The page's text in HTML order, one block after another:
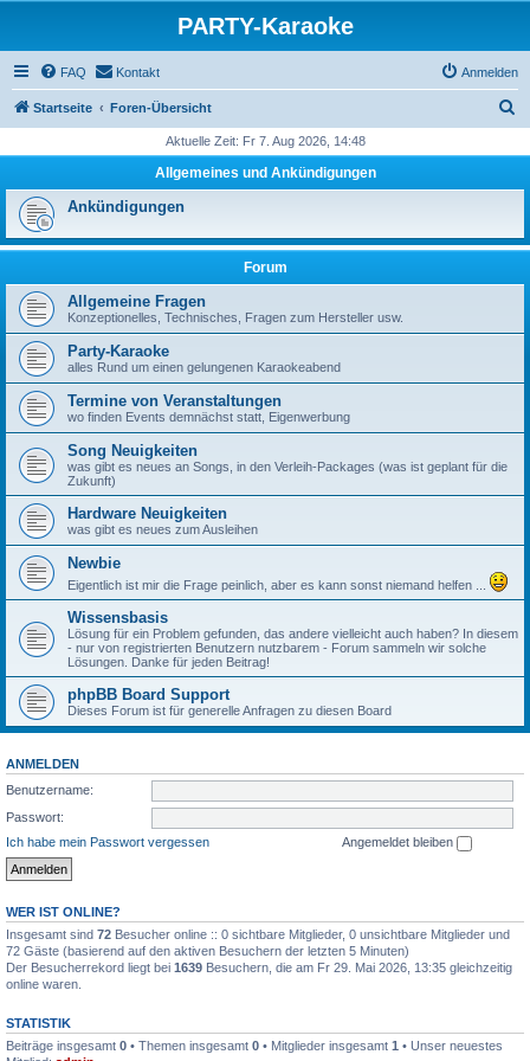
PARTY-Karaoke
FAQ Kontakt Anmelden
Startseite Foren-Übersicht
h
Aktuelle Zeit: Fr 7. Aug 2026, 14:48
Allgemeines und Ankündigungen
Ankündigungen
Forum
Allgemeine Fragen
Konzeptionelles, Technisches, Fragen zum Hersteller usw.
Party-Karaoke
alles Rund um einen gelungenen Karaokeabend
Termine von Veranstaltungen
wo finden Events demnächst statt, Eigenwerbung
Song Neuigkeiten
was gibt es neues an Songs, in den Verleih-Packages (was ist geplant für die
Zukunft)
Hardware Neuigkeiten
was gibt es neues zum Ausleihen
Newbie
Eigentlich ist mir die Frage peinlich, aber es kann sonst niemand helfen ...
Wissensbasis
Lösung für ein Problem gefunden, das andere vielleicht auch haben? In diesem
- nur von registrierten Benutzern nutzbarem - Forum sammeln wir solche
Lösungen. Danke für jeden Beitrag!
phpBB Board Support
Dieses Forum ist für generelle Anfragen zu diesen Board
ANMELDEN
Benutzername:
Passwort:
Ich habe mein Passwort vergessen
Angemeldet bleiben
WER IST ONLINE?
Insgesamt sind 72 Besucher online :: 0 sichtbare Mitglieder, 0 unsichtbare Mitglieder und
72 Gäste (basierend auf den aktiven Besuchern der letzten 5 Minuten)
Der Besucherrekord liegt bei 1639 Besuchern, die am Fr 29. Mai 2026, 13:35 gleichzeitig
online waren.
STATISTIK
Beiträge insgesamt 0 • Themen insgesamt 0 • Mitglieder insgesamt 1 • Unser neuestes